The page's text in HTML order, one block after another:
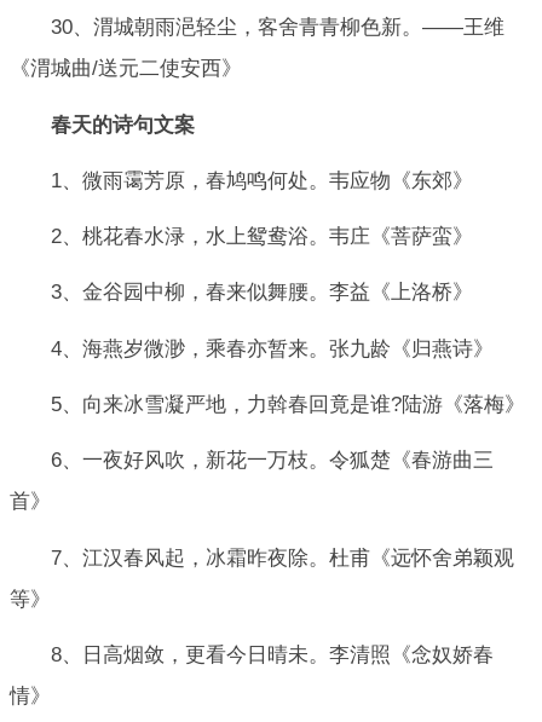
30、渭城朝雨浥轻尘，客舍青青柳色新。——王维
《渭城曲/送元二使安西》
春天的诗句文案
1、微雨霭芳原，春鸠鸣何处。韦应物《东郊》
2、桃花春水渌，水上鸳鸯浴。韦庄《菩萨蛮》
3、金谷园中柳，春来似舞腰。李益《上洛桥》
4、海燕岁微渺，乘春亦暂来。张九龄《归燕诗》
5、向来冰雪凝严地，力斡春回竟是谁?陆游《落梅》
6、一夜好风吹，新花一万枝。令狐楚《春游曲三
首》
7、江汉春风起，冰霜昨夜除。杜甫《远怀舍弟颖观
等》
8、日高烟敛，更看今日晴未。李清照《念奴娇春
情》